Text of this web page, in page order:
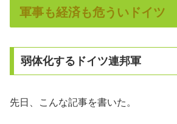
軍事も経済も危ういドイツ
弱体化するドイツ連邦軍
先日、こんな記事を書いた。